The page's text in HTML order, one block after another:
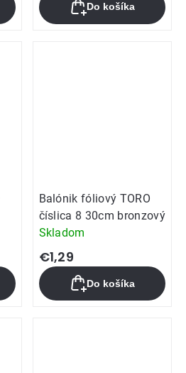
Do košíka
Balónik fóliový TORO
číslica 8 30cm bronzový
Skladom
€1,29
Do košíka